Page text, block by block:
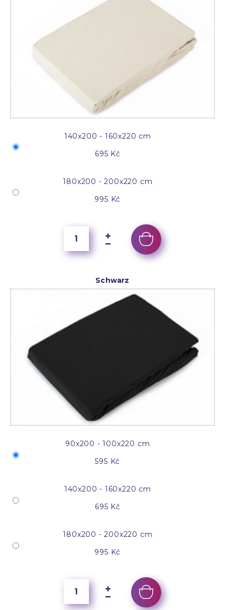
140x200 - 160x220 cm
695 Kč
180x200 - 200x220 cm
995 Kč
Schwarz
90x200 - 100x220 cm
595 Kč
140x200 - 160x220 cm
695 Kč
180x200 - 200x220 cm
995 Kč